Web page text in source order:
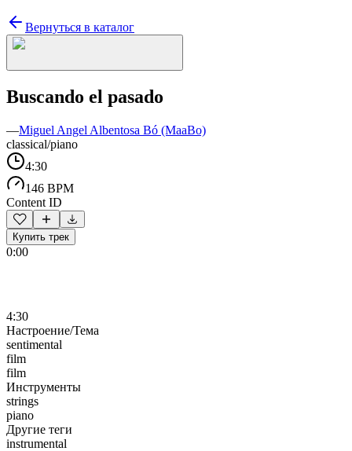
Вернуться в каталог
Buscando el pasado
—Miguel Angel Albentosa Bó (MaaBo)
classical/piano
4:30
146 BPM
Content ID
Купить трек
0:00
4:30
Настроение/Тема
sentimental
film
film
Инструменты
strings
piano
Другие теги
instrumental